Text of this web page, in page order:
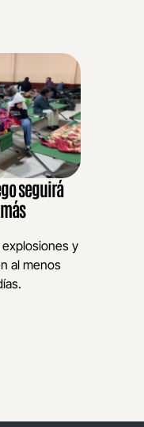
seguirá
y
al menos